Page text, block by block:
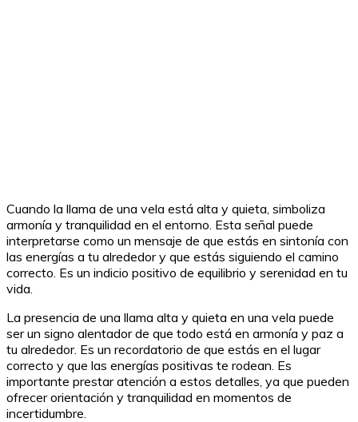
Cuando la llama de una vela está alta y quieta, simboliza
armonía y tranquilidad en el entorno. Esta señal puede
interpretarse como un mensaje de que estás en sintonía con
las energías a tu alrededor y que estás siguiendo el camino
correcto. Es un indicio positivo de equilibrio y serenidad en tu
vida.
La presencia de una llama alta y quieta en una vela puede
ser un signo alentador de que todo está en armonía y paz a
tu alrededor. Es un recordatorio de que estás en el lugar
correcto y que las energías positivas te rodean. Es
importante prestar atención a estos detalles, ya que pueden
ofrecer orientación y tranquilidad en momentos de
incertidumbre.